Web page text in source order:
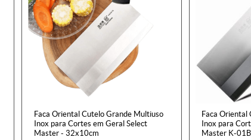
Faca Oriental Cutelo Grande Multiuso
Inox para Cortes em Geral Select
Master - 32x10cm
Faca Oriental
Inox para
Master K-